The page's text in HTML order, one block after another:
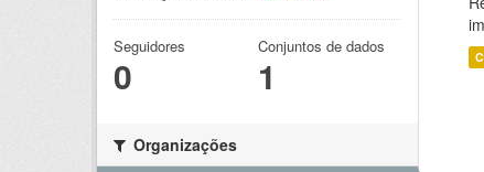
Seguidores
0
Conjuntos de dados
1
Organizações